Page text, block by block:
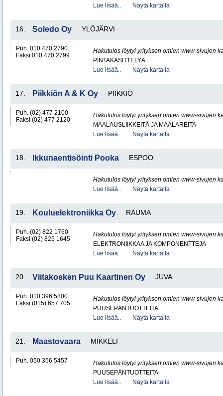
Lue lisää..
Näytä kartalla
16. Soledo Oy YLÖJÄRVI
Puh. 010 470 2790
Faksi 010 470 2799
Hakutulos löytyi yrityksen omien www-sivujen
PINTAKÄSITTELYÄ
Lue lisää..
Näytä kartalla
17. Piikkiön A & K Oy PIIKKIÖ
Puh. (02) 477 2100
Faksi (02) 477 2120
Hakutulos löytyi yrityksen omien www-sivujen
MAALAUSLIIKKEITÄ JA MAALAREITA
Lue lisää..
Näytä kartalla
18. Ikkunaentisöinti Pooka ESPOO
Hakutulos löytyi yrityksen omien www-sivujen
Lue lisää..
Näytä kartalla
19. Kouluelektroniikka Oy RAUMA
Puh. (02) 822 1760
Faksi (02) 825 1645
Hakutulos löytyi yrityksen omien www-sivujen
ELEKTRONIIKKAA JA KOMPONENTTEJA
Lue lisää..
Näytä kartalla
20. Viitakosken Puu Kaartinen Oy JUVA
Puh. 010 396 5800
Faksi (015) 657 705
Hakutulos löytyi yrityksen omien www-sivujen
PUUSEPÄNTUOTTEITA
Lue lisää..
Näytä kartalla
21. Maastovaara MIKKELI
Puh. 050 356 5457
Hakutulos löytyi yrityksen omien www-sivujen
PUUSEPÄNTUOTTEITA
Lue lisää..
Näytä kartalla